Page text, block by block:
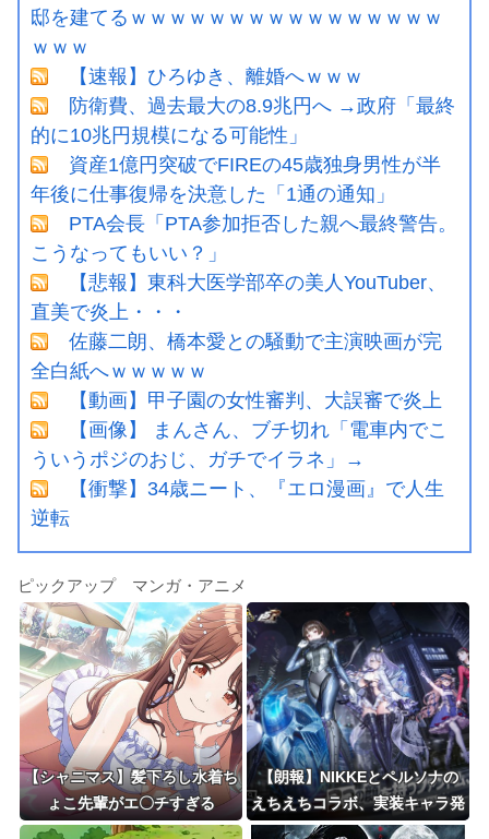
邸を建てるｗｗｗｗｗｗｗｗｗｗｗｗｗｗｗｗ
ｗｗｗ
【速報】ひろゆき、離婚へｗｗｗ
防衛費、過去最大の8.9兆円へ →政府「最終
的に10兆円規模になる可能性」
資産1億円突破でFIREの45歳独身男性が半
年後に仕事復帰を決意した「1通の通知」
PTA会長「PTA参加拒否した親へ最終警告。
こうなってもいい？」
【悲報】東科大医学部卒の美人YouTuber、
直美で炎上・・・
佐藤二朗、橋本愛との騒動で主演映画が完
全白紙へｗｗｗｗｗ
【動画】甲子園の女性審判、大誤審で炎上
【画像】 まんさん、ブチ切れ「電車内でこ
ういうポジのおじ、ガチでイラネ」→
【衝撃】34歳ニート、『エロ漫画』で人生
逆転
ピックアップ マンガ・アニメ
【シャニマス】髪下ろし水着ち
ょこ先輩がエ〇チすぎる
【朗報】NIKKEとペルソナの
えちえちコラボ、実装キャラ発
表ｗｗｗ